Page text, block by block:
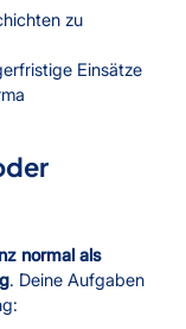
zu
Einsätze
normal als
. Deine Aufgaben